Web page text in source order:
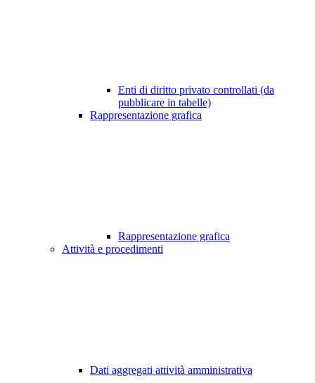
Enti di diritto privato controllati (da
pubblicare in tabelle)
Rappresentazione grafica
Rappresentazione grafica
Attività e procedimenti
Dati aggregati attività amministrativa